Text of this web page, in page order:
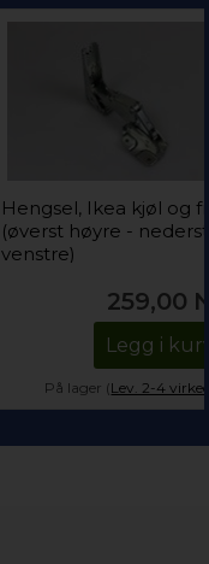
Hengsel, Ikea kjøl og
(øverst høyre - nederst
venstre)
259,00
Legg i
På lager (Lev. 2-4